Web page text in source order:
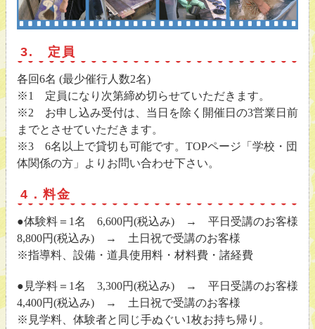
3. 定員
各回6名 (最少催行人数2名)
※1 定員になり次第締め切らせていただきます。
※2 お申し込み受付は、当日を除く開催日の3営業日前
までとさせていただきます。
※3 6名以上で貸切も可能です。TOPページ「学校・団
体関係の方」よりお問い合わせ下さい。
4．料金
●体験料＝1名 6,600円(税込み) → 平日受講のお客様
8,800円(税込み) → 土日祝で受講のお客様
※指導料、設備・道具使用料・材料費・諸経費
●見学料＝1名 3,300円(税込み) → 平日受講のお客様
4,400円(税込み) → 土日祝で受講のお客様
※見学料、体験者と同じ手ぬぐい1枚お持ち帰り。